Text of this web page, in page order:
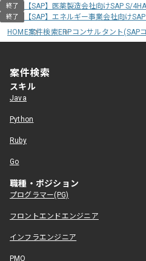
終了 【SAP】医薬製造会社向けSAP S/
終了
【SAP】エネルギー事業会社向け
HOME案件検索ERPコンサルタント(SAP
案件検索
スキル
Java
Python
Ruby
Go
職種・ポジション
プログラマー(PG)
フロントエンドエンジニア
インフラエンジニア
PMO